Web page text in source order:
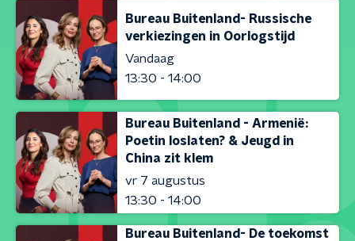
Bureau Buitenland- Russische
verkiezingen in Oorlogstijd
Vandaag
13:30 - 14:00
Bureau Buitenland - Armenië:
Poetin loslaten? & Jeugd in
China zit klem
vr 7 augustus
13:30 - 14:00
Bureau Buitenland- De toekomst